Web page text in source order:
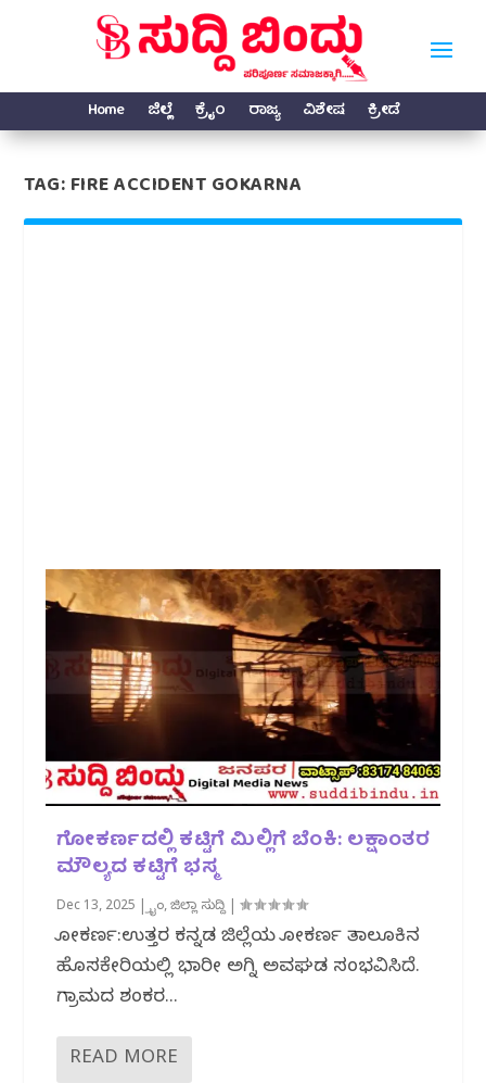
Home ಜಿಲ್ಲೆ ಕ್ರೈಂ ರಾಜ್ಯ ವಿಶೇಷ ಕ್ರೀಡೆ
TAG:FIRE ACCIDENT GOKARNA
ಗೋಕರ್ಣದಲ್ಲಿ ಕಟ್ಟಿಗೆ ಮಿಲ್ಲಿಗೆ ಬೆಂಕಿ: ಲಕ್ಷಾಂತರ
ಮೌಲ್ಯದ ಕಟ್ಟಿಗೆ ಭಸ್ಮ
Dec 13, 2025 |ಕ್ರೈಂ,ಜಿಲ್ಲಾ ಸುದ್ದಿ |
ಗೋಕರ್ಣ:ಉತ್ತರ ಕನ್ನಡ ಜಿಲ್ಲೆಯ ಗೋಕರ್ಣ ತಾಲೂಕಿನ
ಹೊಸಕೇರಿಯಲ್ಲಿ ಭಾರೀ ಅಗ್ನಿ ಅವಘಡ ಸಂಭವಿಸಿದೆ.
ಗ್ರಾಮದ ಶಂಕರ...
READ MORE